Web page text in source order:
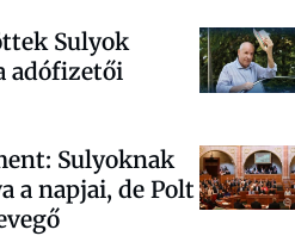
Sulyok
adófizetői
Sulyoknak
a napjai, de Polt